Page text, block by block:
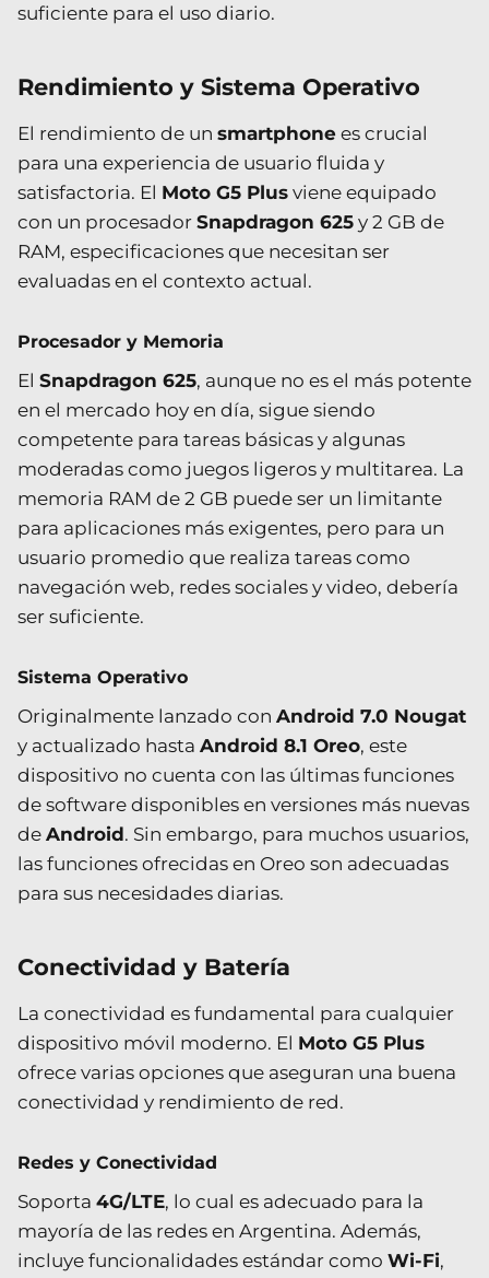
suficiente para el uso diario.
Rendimiento y Sistema Operativo
El rendimiento de un smartphone es crucial
para una experiencia de usuario fluida y
satisfactoria. El Moto G5 Plus viene equipado
con un procesador Snapdragon 625 y 2 GB de
RAM, especificaciones que necesitan ser
evaluadas en el contexto actual.
Procesador y Memoria
El Snapdragon 625, aunque no es el más potente
en el mercado hoy en día, sigue siendo
competente para tareas básicas y algunas
moderadas como juegos ligeros y multitarea. La
memoria RAM de 2 GB puede ser un limitante
para aplicaciones más exigentes, pero para un
usuario promedio que realiza tareas como
navegación web, redes sociales y video, debería
ser suficiente.
Sistema Operativo
Originalmente lanzado con Android 7.0 Nougat
y actualizado hasta Android 8.1 Oreo, este
dispositivo no cuenta con las últimas funciones
de software disponibles en versiones más nuevas
de Android. Sin embargo, para muchos usuarios,
las funciones ofrecidas en Oreo son adecuadas
para sus necesidades diarias.
Conectividad y Batería
La conectividad es fundamental para cualquier
dispositivo móvil moderno. El Moto G5 Plus
ofrece varias opciones que aseguran una buena
conectividad y rendimiento de red.
Redes y Conectividad
Soporta 4G/LTE, lo cual es adecuado para la
mayoría de las redes en Argentina. Además,
incluye funcionalidades estándar como Wi-Fi,